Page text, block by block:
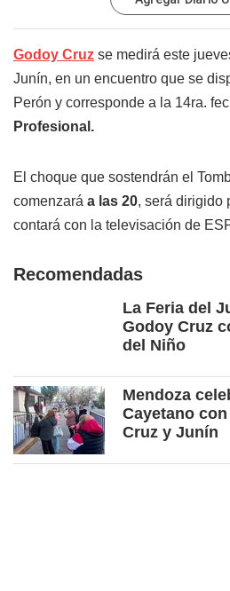
Godoy Cruz se medirá este
Junín, en un encuentro que se
Perón y corresponde a la 14ra.
Profesional.
El choque que sostendrán el
comenzará a las 20, será dirigido
contará con la televisación de
Recomendadas
La Feria del
Godoy Cruz
del Niño
Mendoza
Cayetano
Cruz y Junín